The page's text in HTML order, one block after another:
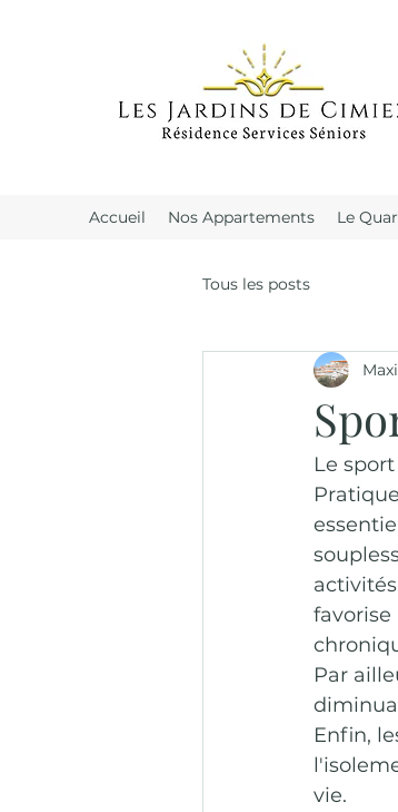
Accueil Nos Appartements Le
Tous les posts
Le
Par
Enfin,
vie.